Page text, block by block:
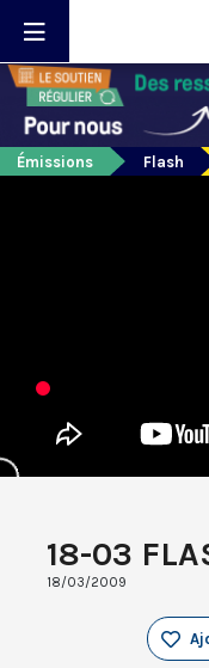
Émissions Flash
18-03
18/03/2009